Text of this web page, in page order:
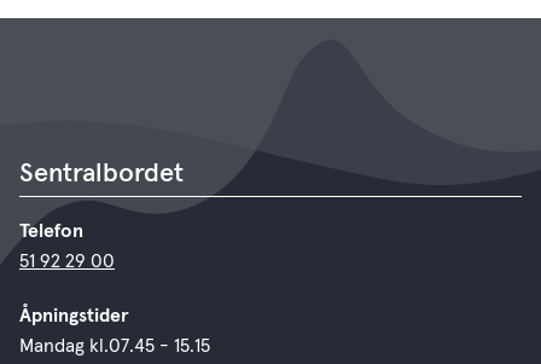
Sentralbordet
Telefon
51 92 29 00
Åpningstider
Mandag kl.07.45 - 15.15